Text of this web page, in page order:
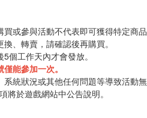
或參與活動不代表即可獲得特定商
、轉賣，請確認後再購買。
個工作天內才會發放。
能參加一次。
統狀況或其他任何問題等導致活動
將於遊戲網站中公告說明。